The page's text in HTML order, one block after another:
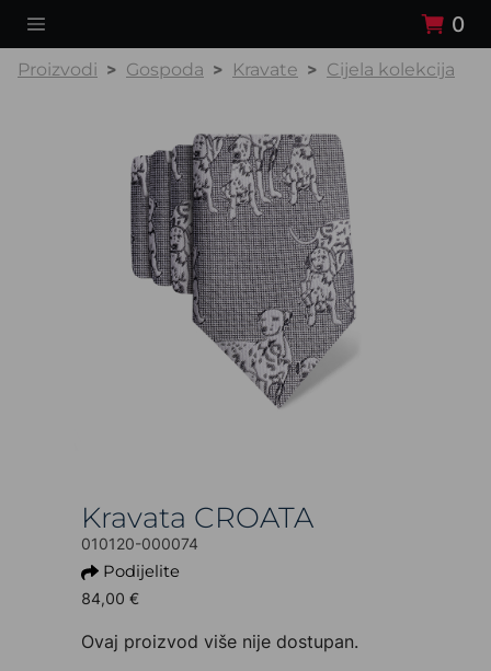
0
Proizvodi Gospoda Kravate Cijela kolekcija
Kravata CROATA
010120-000074
Podijelite
84,00 €
Ovaj proizvod više nije dostupan.